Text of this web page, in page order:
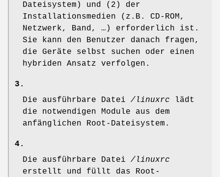
Dateisystem) und (2) der
Installationsmedien (z.B. CD-ROM,
Netzwerk, Band, …) erforderlich ist.
Sie kann den Benutzer danach fragen,
die Geräte selbst suchen oder einen
hybriden Ansatz verfolgen.
3.
Die ausführbare Datei /linuxrc lädt
die notwendigen Module aus dem
anfänglichen Root-Dateisystem.
4.
Die ausführbare Datei /linuxrc
erstellt und füllt das Root-